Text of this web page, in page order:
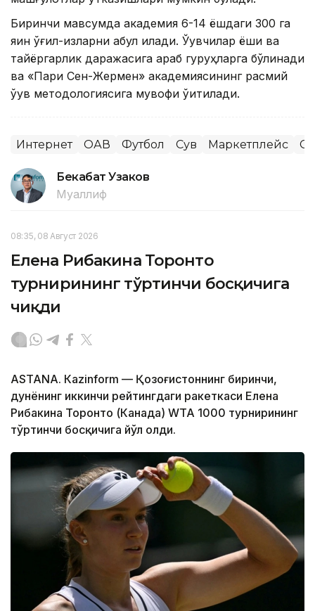
Биринчи мавсумда академия 6-14 ёшдаги 300 га
яқин ўғил-қизларни қабул қилади. Ўқувчилар ёши ва
тайёргарлик даражасига қараб гуруҳларга бўлинади
ва «Пари Сен-Жермен» академиясининг расмий
ўқув методологиясига мувофиқ ўқитилади.
Интернет ОАВ Футбол Сув Маркетплейс
Бекабат Узаков
Муаллиф
08:35, 08 Август 2026
Елена Рибакина Торонто
турнирининг тўртинчи босқичига
чиқди
ASTANА. Кazinform — Қозоғистоннинг биринчи,
дунёнинг иккинчи рейтингдаги ракеткаси Елена
Рибакина Торонто (Канада) WТА 1000 турнирининг
тўртинчи босқичига йўл олди.